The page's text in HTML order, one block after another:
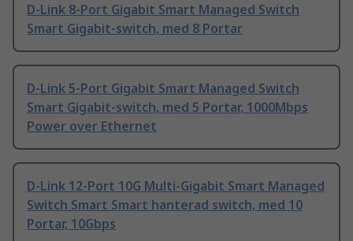
D-Link 8-Port Gigabit Smart Managed Switch
Smart Gigabit-switch, med 8 Portar
D-Link 5-Port Gigabit Smart Managed Switch
Smart Gigabit-switch, med 5 Portar, 1000Mbps
Power over Ethernet
D-Link 12-Port 10G Multi-Gigabit Smart Managed
Switch Smart Smart hanterad switch, med 10
Portar, 10Gbps